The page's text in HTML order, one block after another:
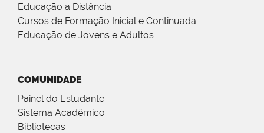
Educação a Distância
Cursos de Formação Inicial e Continuada
Educação de Jovens e Adultos
COMUNIDADE
Painel do Estudante
Sistema Acadêmico
Bibliotecas